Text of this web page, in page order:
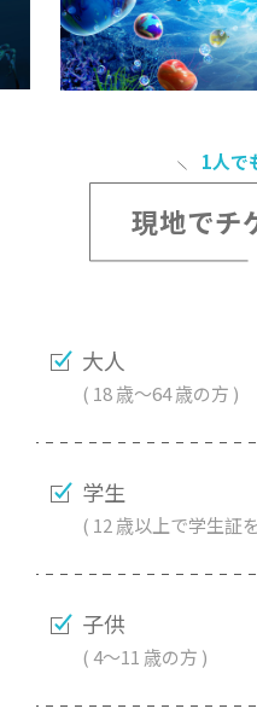
1人で
現地でチ
大人
( 18 歳～64 歳の方 )
学生
( 12 歳以上で学生証
子供
( 4～11 歳の方 )